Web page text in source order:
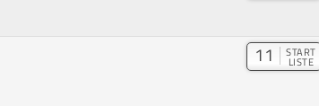
11 START
LISTE